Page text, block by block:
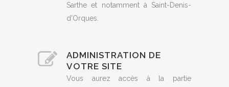
Sarthe et notamment à Saint-Denis-
d'Orques.
ADMINISTRATION DE
VOTRE SITE
Vous aurez accès à la partie